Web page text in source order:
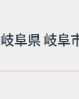
阜県 岐阜